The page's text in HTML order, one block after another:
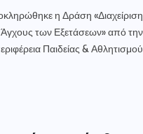
η Δράση «Διαχείριση
Άγχους των Εξετάσεων» από την
Παιδείας & Αθλητισμού